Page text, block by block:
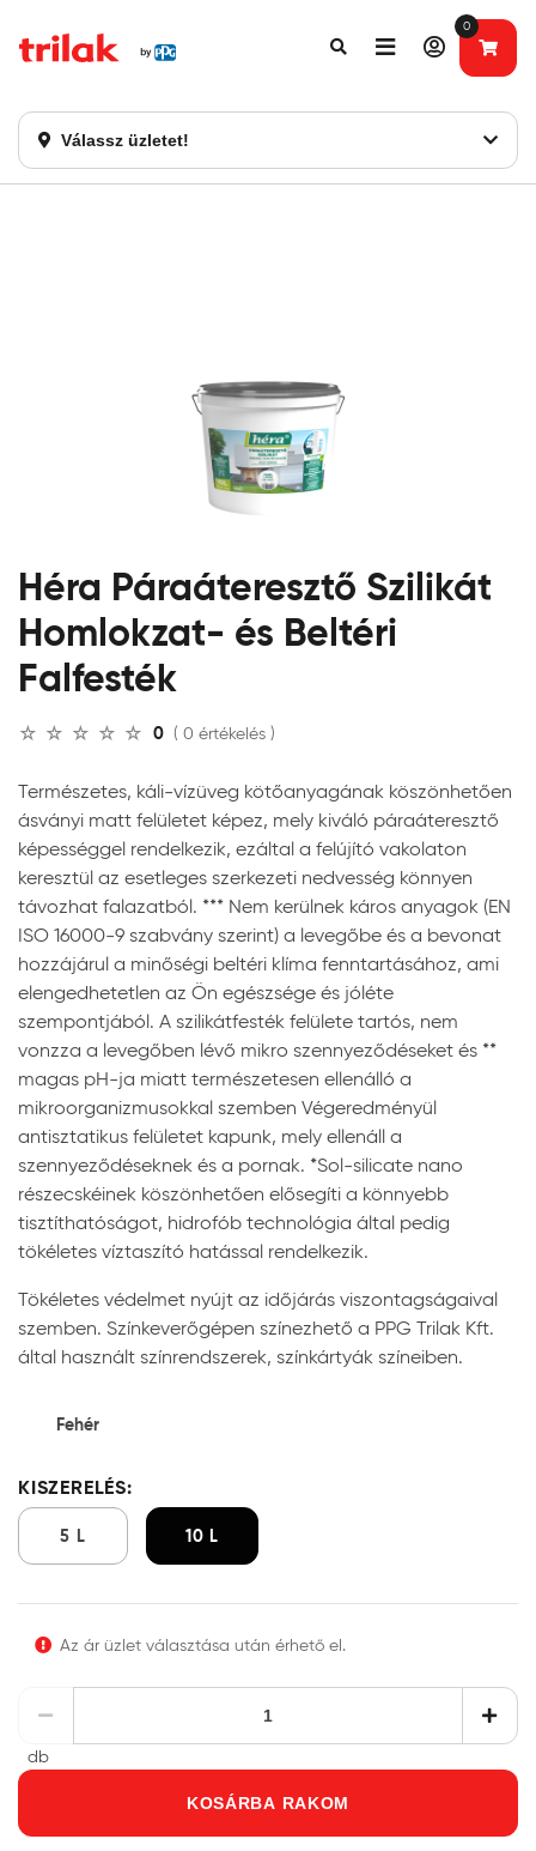
Válassz üzletet!
0
Fontos tájékoztatás!
Héra Páraáteresztő Szilikát
Homlokzat- és Beltéri
Falfesték
0 ( 0 értékelés )
Természetes, káli-vízüveg kötőanyagának köszönhetően
ásványi matt felületet képez, mely kiváló páraáteresztő
képességgel rendelkezik, ezáltal a felújító vakolaton
keresztül az esetleges szerkezeti nedvesség könnyen
távozhat falazatból. *** Nem kerülnek káros anyagok (EN
ISO 16000-9 szabvány szerint) a levegőbe és a bevonat
hozzájárul a minőségi beltéri klíma fenntartásához, ami
elengedhetetlen az Ön egészsége és jóléte
szempontjából. A szilikátfesték felülete tartós, nem
vonzza a levegőben lévő mikro szennyeződéseket és **
magas pH-ja miatt természetesen ellenálló a
mikroorganizmusokkal szemben Végeredményül
antisztatikus felületet kapunk, mely ellenáll a
szennyeződéseknek és a pornak. *Sol-silicate nano
részecskéinek köszönhetően elősegíti a könnyebb
tisztíthatóságot, hidrofób technológia által pedig
tökéletes víztaszító hatással rendelkezik.
Tökéletes védelmet nyújt az időjárás viszontagságaival
szemben. Színkeverőgépen színezhető a PPG Trilak Kft.
által használt színrendszerek, színkártyák színeiben.
Fehér
KISZERELÉS:
5 L 10 L
Az ár üzlet választása után érhető el.
db
KOSÁRBA RAKOM